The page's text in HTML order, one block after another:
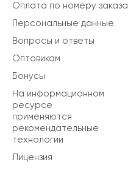
Оплата по номеру заказа
Персональные данные
Вопросы и ответы
Оптовикам
Бонусы
На информационном
ресурсе
применяются
рекомендательные
технологии
Лицензия